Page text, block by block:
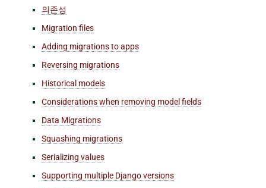
의존성
Migration files
Adding migrations to apps
Reversing migrations
Historical models
Considerations when removing model fields
Data Migrations
Squashing migrations
Serializing values
Supporting multiple Django versions